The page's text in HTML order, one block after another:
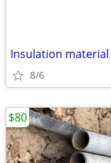
Insulation material
8/6
$80